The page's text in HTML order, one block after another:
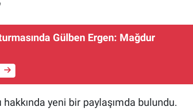
Gülben Ergen: Mağdur
yeni bir paylaşımda bulundu.